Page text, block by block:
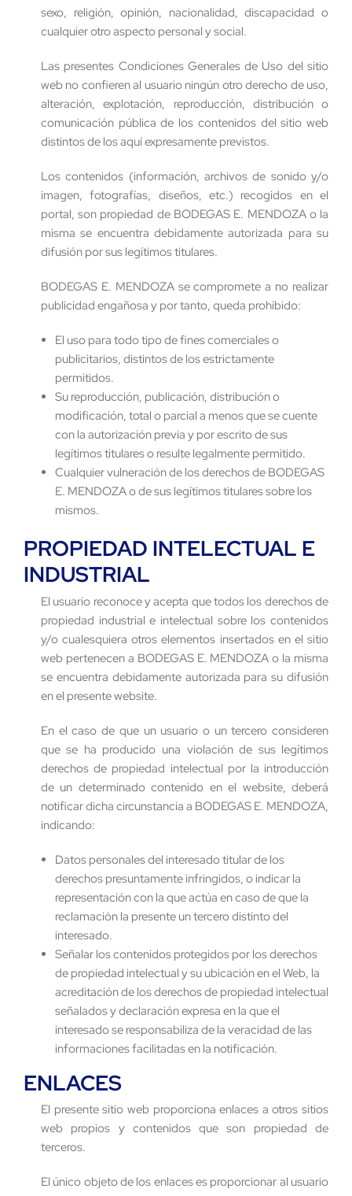
sexo, religión, opinión, nacionalidad, discapacidad o
cualquier otro aspecto personal y social.
Las presentes Condiciones Generales de Uso del sitio
web no confieren al usuario ningún otro derecho de uso,
alteración, explotación, reproducción, distribución o
comunicación pública de los contenidos del sitio web
distintos de los aquí expresamente previstos.
Los contenidos (información, archivos de sonido y/o
imagen, fotografías, diseños, etc.) recogidos en el
portal, son propiedad de BODEGAS E. MENDOZA o la
misma se encuentra debidamente autorizada para su
difusión por sus legítimos titulares.
BODEGAS E. MENDOZA se compromete a no realizar
publicidad engañosa y por tanto, queda prohibido:
El uso para todo tipo de fines comerciales o
publicitarios, distintos de los estrictamente
permitidos.
Su reproducción, publicación, distribución o
modificación, total o parcial a menos que se cuente
con la autorización previa y por escrito de sus
legítimos titulares o resulte legalmente permitido.
Cualquier vulneración de los derechos de BODEGAS
E. MENDOZA o de sus legítimos titulares sobre los
mismos.
PROPIEDAD INTELECTUAL E
INDUSTRIAL
El usuario reconoce y acepta que todos los derechos de
propiedad industrial e intelectual sobre los contenidos
y/o cualesquiera otros elementos insertados en el sitio
web pertenecen a BODEGAS E. MENDOZA o la misma
se encuentra debidamente autorizada para su difusión
en el presente website.
En el caso de que un usuario o un tercero consideren
que se ha producido una violación de sus legítimos
derechos de propiedad intelectual por la introducción
de un determinado contenido en el website, deberá
notificar dicha circunstancia a BODEGAS E. MENDOZA,
indicando:
Datos personales del interesado titular de los
derechos presuntamente infringidos, o indicar la
representación con la que actúa en caso de que la
reclamación la presente un tercero distinto del
interesado.
Señalar los contenidos protegidos por los derechos
de propiedad intelectual y su ubicación en el Web, la
acreditación de los derechos de propiedad intelectual
señalados y declaración expresa en la que el
interesado se responsabiliza de la veracidad de las
informaciones facilitadas en la notificación.
ENLACES
El presente sitio web proporciona enlaces a otros sitios
web propios y contenidos que son propiedad de
terceros.
El único objeto de los enlaces es proporcionar al usuario